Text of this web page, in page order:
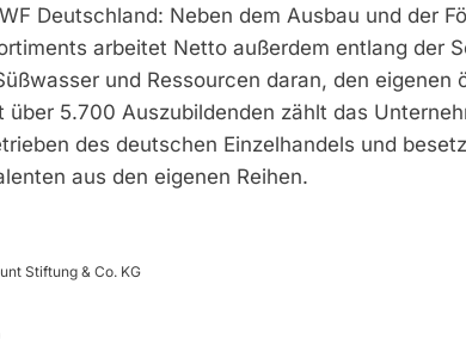
Deutschland: Neben dem Ausbau und der
arbeitet Netto außerdem entlang der
und Ressourcen daran, den eigenen
über 5.700 Auszubildenden zählt das
des deutschen Einzelhandels und
aus den eigenen Reihen.
Stiftung & Co. KG